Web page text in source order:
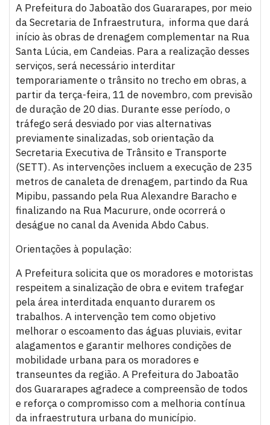
A Prefeitura do Jaboatão dos Guararapes, por meio
da Secretaria de Infraestrutura, informa que dará
início às obras de drenagem complementar na Rua
Santa Lúcia, em Candeias. Para a realização desses
serviços, será necessário interditar
temporariamente o trânsito no trecho em obras, a
partir da terça-feira, 11 de novembro, com previsão
de duração de 20 dias. Durante esse período, o
tráfego será desviado por vias alternativas
previamente sinalizadas, sob orientação da
Secretaria Executiva de Trânsito e Transporte
(SETT). As intervenções incluem a execução de 235
metros de canaleta de drenagem, partindo da Rua
Mipibu, passando pela Rua Alexandre Baracho e
finalizando na Rua Macurure, onde ocorrerá o
deságue no canal da Avenida Abdo Cabus.
Orientações à população:
A Prefeitura solicita que os moradores e motoristas
respeitem a sinalização de obra e evitem trafegar
pela área interditada enquanto durarem os
trabalhos. A intervenção tem como objetivo
melhorar o escoamento das águas pluviais, evitar
alagamentos e garantir melhores condições de
mobilidade urbana para os moradores e
transeuntes da região. A Prefeitura do Jaboatão
dos Guararapes agradece a compreensão de todos
e reforça o compromisso com a melhoria contínua
da infraestrutura urbana do município.